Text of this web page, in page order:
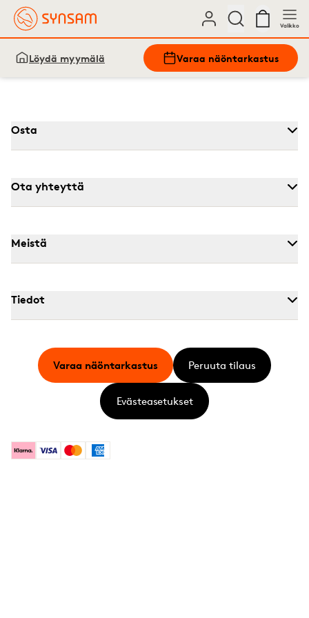
Valikko
Löydä myymälä Varaa näöntarkastus
Osta
Ota yhteyttä
Meistä
Tiedot
KlarnaVisa MastercardAmerican Express
Varaa näöntarkastus Peruuta tilaus
Evästeasetukset